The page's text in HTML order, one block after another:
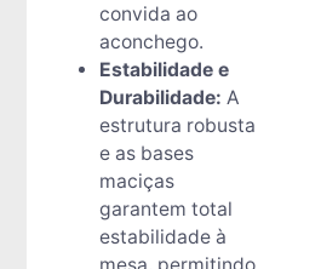
convida ao
aconchego.
Estabilidade e
Durabilidade: A
estrutura robusta
e as bases
maciças
garantem total
estabilidade à